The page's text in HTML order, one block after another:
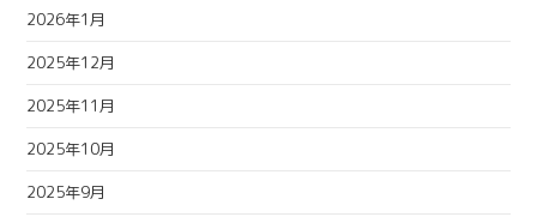
2026年1月
2025年12月
2025年11月
2025年10月
2025年9月